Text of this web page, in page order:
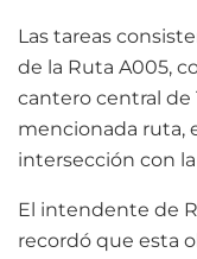
Las tareas
de la Ruta A005,
cantero central de
mencionada ruta,
intersección con
El intendente de
recordó que esta